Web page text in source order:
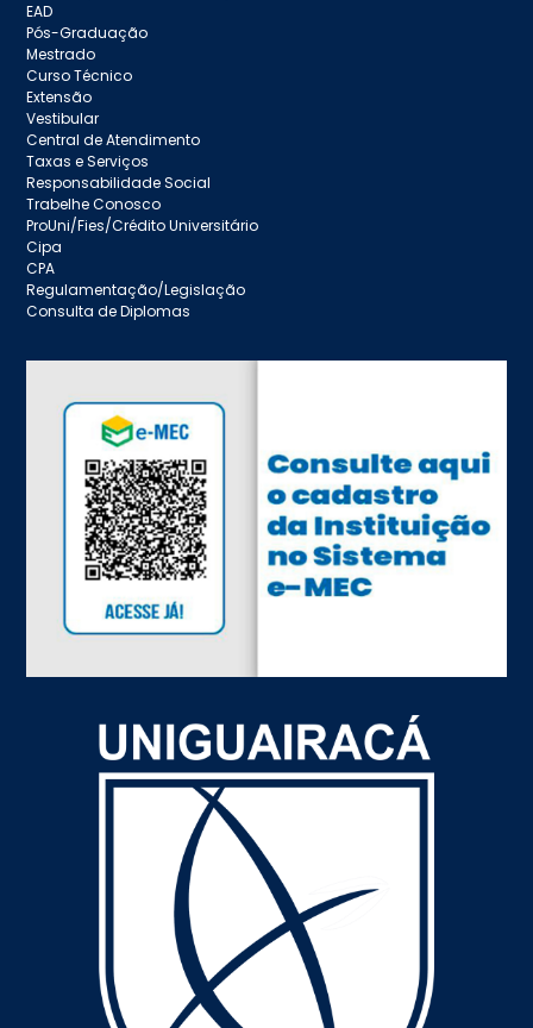
EAD
Pós-Graduação
Mestrado
Curso Técnico
Extensão
Vestibular
Central de Atendimento
Taxas e Serviços
Responsabilidade Social
Trabelhe Conosco
ProUni/Fies/Crédito Universitário
Cipa
CPA
Regulamentação/Legislação
Consulta de Diplomas